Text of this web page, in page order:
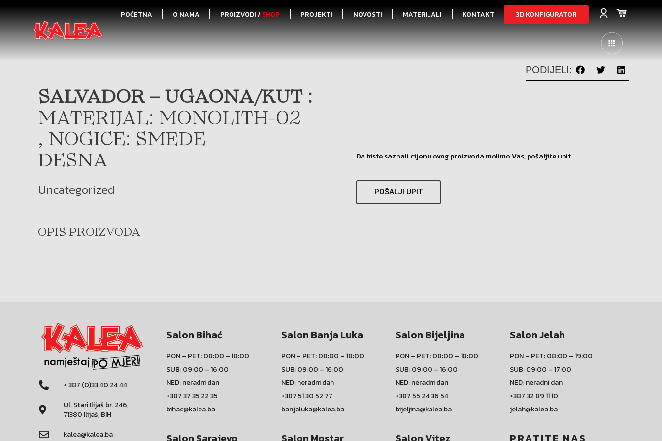
POČETNA O NAMA PROIZVODI /SHOP PROJEKTI NOVOSTI MATERIJALI KONTAKT 3D KONFIGURATOR
PODIJELI:
SALVADOR – UGAONA/KUT :
MATERIJAL: MONOLITH-02
, NOGICE: SMEDE
DESNA
Uncategorized
OPIS PROIZVODA
Da biste saznali cijenu ovog proizvoda molimo Vas, pošaljite upit.
POŠALJI UPIT
+ 387 (0)33 40 24 44
Ul. Stari Ilijaš br. 246,
71380 Ilijaš, BIH
kalea@kalea.ba
Salon Bihać
PON – PET: 08:00 – 18:00
SUB: 09:00 – 16:00
NED: neradni dan
+387 37 35 22 35
bihac@kalea.ba
Salon Banja Luka
PON – PET: 08:00 – 18:00
SUB: 09:00 – 16:00
NED: neradni dan
+387 51 30 52 77
banjaluka@kalea.ba
Salon Bijeljina
PON – PET: 08:00 – 18:00
SUB: 09:00 – 16:00
NED: neradni dan
+387 55 24 36 54
bijeljina@kalea.ba
Salon Jelah
PON – PET: 08:00 – 19:00
SUB: 09:00 – 17:00
NED: neradni dan
+387 32 89 11 10
jelah@kalea.ba
Salon Sarajevo Salon Mostar Salon Vitez PRATITE NAS